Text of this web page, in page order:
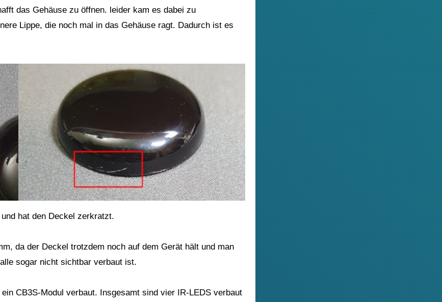
das Gehäuse zu öffnen. leider kam es dabei zu
Lippe, die noch mal in das Gehäuse ragt. Dadurch ist es
hat den Deckel zerkratzt.
da der Deckel trotzdem noch auf dem Gerät hält und man
sogar nicht sichtbar verbaut ist.
CB3S-Modul verbaut. Insgesamt sind vier IR-LEDS verbaut